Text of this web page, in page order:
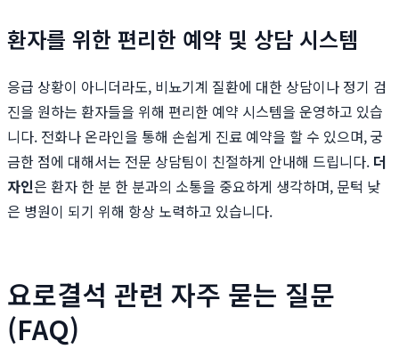
환자를 위한 편리한 예약 및 상담 시스템
응급 상황이 아니더라도, 비뇨기계 질환에 대한 상담이나 정기 검
진을 원하는 환자들을 위해 편리한 예약 시스템을 운영하고 있습
니다. 전화나 온라인을 통해 손쉽게 진료 예약을 할 수 있으며, 궁
금한 점에 대해서는 전문 상담팀이 친절하게 안내해 드립니다. 더
자인은 환자 한 분 한 분과의 소통을 중요하게 생각하며, 문턱 낮
은 병원이 되기 위해 항상 노력하고 있습니다.
요로결석 관련 자주 묻는 질문
(FAQ)